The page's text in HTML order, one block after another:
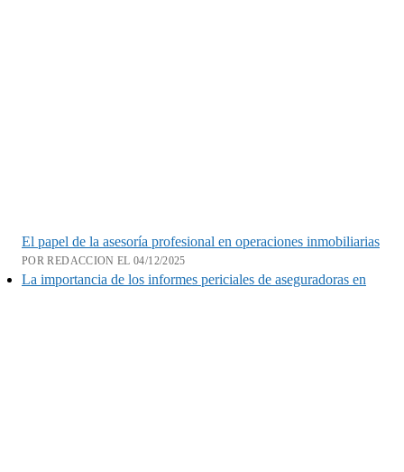
El papel de la asesoría profesional en operaciones inmobiliarias
POR REDACCION EL 04/12/2025
La importancia de los informes periciales de aseguradoras en